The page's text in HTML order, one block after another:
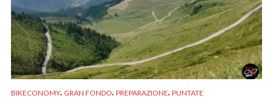
BIKECONOMY, GRAN FONDO, PREPARAZIONE, PUNTATE